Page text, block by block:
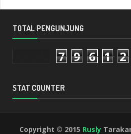
TOTAL PENGUNJUNG
7 9 6 1 2
STAT COUNTER
Copyright © 2015 Rusly